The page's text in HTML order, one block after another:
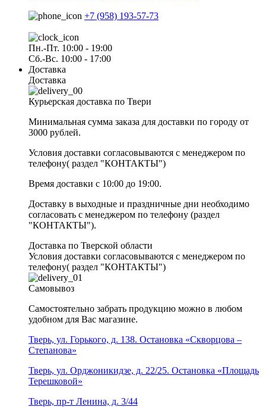
+7 (958) 193-57-73
Пн.-Пт. 10:00 - 19:00
Сб.-Вс. 10:00 - 17:00
Доставка
Доставка
Курьерская доставка по Твери
Минимальная сумма заказа для доставки по городу от
3000 рублей.
Условия доставки согласовываются с менеджером по
телефону( раздел "КОНТАКТЫ")
Время доставки с 10:00 до 19:00.
Доставку в выходные и праздничные дни необходимо
согласовать с менеджером по телефону (раздел
"КОНТАКТЫ").
Доставка по Тверской области
Условия доставки согласовываются с менеджером по
телефону( раздел "КОНТАКТЫ")
Самовывоз
Самостоятельно забрать продукцию можно в любом
удобном для Вас магазине.
Тверь, ул. Горького, д. 138. Остановка «Скворцова –
Степанова»
Тверь, ул. Орджоникидзе, д. 22/25. Остановка «Площадь
Терешковой»
Тверь, пр-т Ленина, д. 3/44